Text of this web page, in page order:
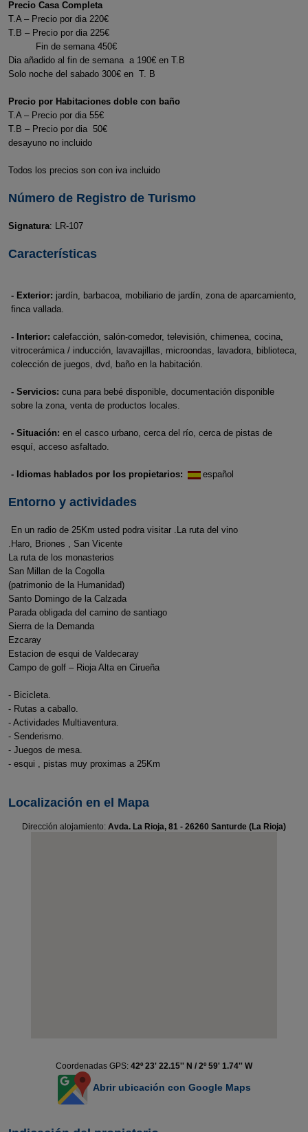
Precio Casa Completa
T.A – Precio por dia 220€
T.B – Precio por dia 225€
Fin de semana 450€
Dia añadido al fin de semana a 190€ en T.B
Solo noche del sabado 300€ en T. B
Precio por Habitaciones doble con baño
T.A – Precio por dia 55€
T.B – Precio por dia 50€
desayuno no incluido
Todos los precios son con iva incluido
Número de Registro de Turismo
Signatura: LR-107
Características
- Exterior: jardín, barbacoa, mobiliario de jardín, zona de aparcamiento,
finca vallada.
- Interior: calefacción, salón-comedor, televisión, chimenea, cocina,
vitrocerámica / inducción, lavavajillas, microondas, lavadora, biblioteca,
colección de juegos, dvd, baño en la habitación.
- Servicios: cuna para bebé disponible, documentación disponible
sobre la zona, venta de productos locales.
- Situación: en el casco urbano, cerca del río, cerca de pistas de
esquí, acceso asfaltado.
- Idiomas hablados por los propietarios: español
Entorno y actividades
En un radio de 25Km usted podra visitar .La ruta del vino
.Haro, Briones , San Vicente
La ruta de los monasterios
San Millan de la Cogolla
(patrimonio de la Humanidad)
Santo Domingo de la Calzada
Parada obligada del camino de santiago
Sierra de la Demanda
Ezcaray
Estacion de esqui de Valdecaray
Campo de golf – Rioja Alta en Cirueña
- Bicicleta.
- Rutas a caballo.
- Actividades Multiaventura.
- Senderismo.
- Juegos de mesa.
- esqui , pistas muy proximas a 25Km
Localización en el Mapa
Dirección alojamiento: Avda. La Rioja, 81 - 26260 Santurde (La Rioja)
Coordenadas GPS: 42º 23' 22.15'' N / 2º 59' 1.74'' W
Abrir ubicación con Google Maps